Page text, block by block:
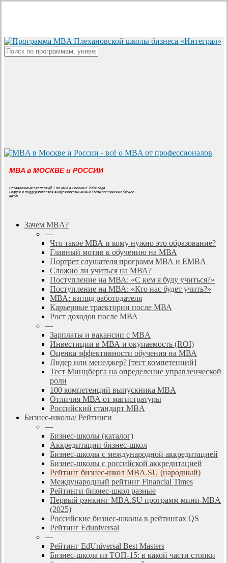
content
MBA в МОСКВЕ и РОССИИ
Независимый эксперт № 1 по MBA в России с 2004 года
Создан и поддерживается выпускниками MBA и EMBA российских бизнес-
школ
search
Menu
Зачем MBA?
—
Что такое МВА и кому нужно это образование?
Главный мотив к обучению на МВА
Портрет слушателя программ МВА и EMBA
Сложно ли учиться на МВА?
Поступление на МВА: «С кем я буду учиться?»
Поступление на МВА: «Кто нас будет учить?»
МВА: взгляд работодателя
Карьерные траектории после МВА
Рост доходов после МВА
—
Зарплаты и вакансии с MBA
Инвестиции в МВА и окупаемость (ROI)
Оценка эффективности обучения на МВА
Лидер или менеджер? [тест компетенций]
Тест Минцберга на определение управленческой
роли
100 компетенций выпускника MBA
Отличия МВА от магистратуры
Российский стандарт MBA
Бизнес-школы/ Рейтинги
—
Бизнес-школы (каталог)
Аккредитации бизнес-школ
Бизнес-школы с международной аккредитацией
Бизнес-школы с российской аккредитацией
Рейтинг бизнес-школ MBA.SU (народный)
Международный рейтинг Financial Times
Рейтинги бизнес-школ разные
Первый рэнкинг MBA.SU программ мини-MBA
(2025)
Российские бизнес-школы в рейтингах QS
Рейтинг Eduniversal
—
Рейтинг EdUniversal Best Masters
Бизнес-школа из ТОП-15: в какой части стопки